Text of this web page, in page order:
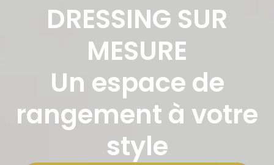
DRESSING SUR
MESURE
Un espace de
rangement à votre
style